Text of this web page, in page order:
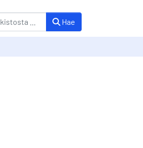
Hae